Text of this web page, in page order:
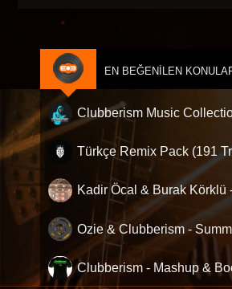
EN BEĞENILEN
Türkçe Remix Pack (191